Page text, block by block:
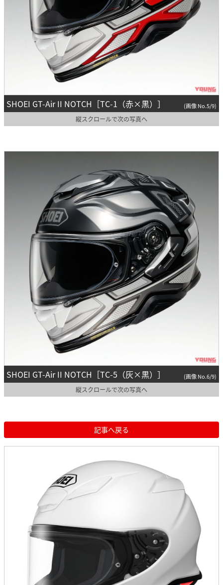
SHOEI GT-Air II NOTCH［TC-1（赤×黒）］ (画像 No.5/9)
縦スクロールで次の写真へ
SHOEI GT-Air II NOTCH［TC-5（灰×黒）］ (画像 No.6/9)
縦スクロールで次の写真へ
記事へ戻る